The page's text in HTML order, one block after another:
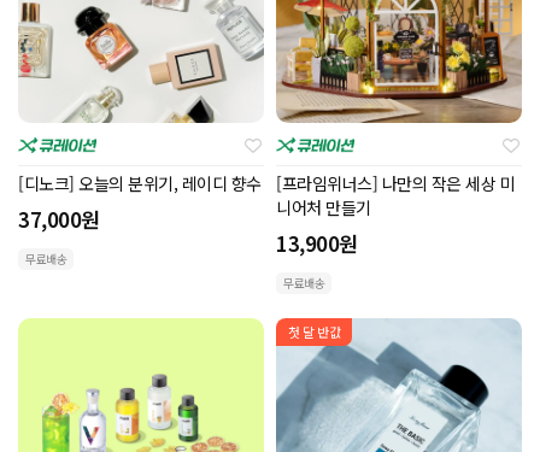
[디노크] 오늘의 분위기, 레이디 향수
37,000원
무료배송
[프라임위너스] 나만의 작은 세상 미
니어처 만들기
13,900원
무료배송
첫 달 반값